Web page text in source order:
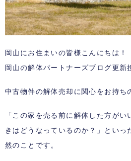
岡山にお住まいの皆様こんにちは！
岡山の解体パートナーズブログ更新
中古物件の解体売却に関心をお持ち
「この家を売る前に解体した方が
きはどうなっているのか？」といっ
然のことです。